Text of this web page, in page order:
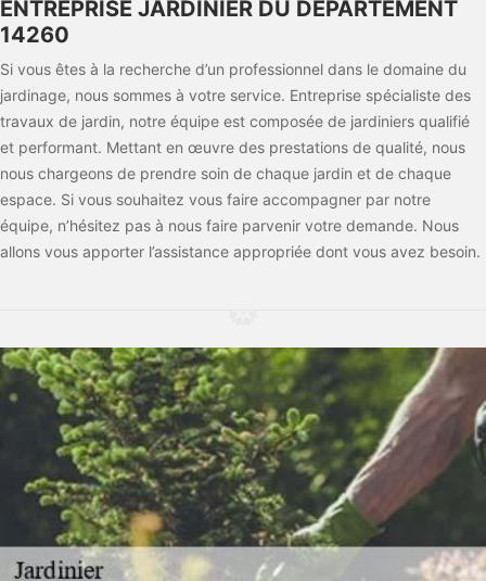
ENTREPRISE JARDINIER DU DÉPARTEMENT
14260
Si vous êtes à la recherche d’un professionnel dans le domaine du
jardinage, nous sommes à votre service. Entreprise spécialiste des
travaux de jardin, notre équipe est composée de jardiniers qualifié
et performant. Mettant en œuvre des prestations de qualité, nous
nous chargeons de prendre soin de chaque jardin et de chaque
espace. Si vous souhaitez vous faire accompagner par notre
équipe, n’hésitez pas à nous faire parvenir votre demande. Nous
allons vous apporter l’assistance appropriée dont vous avez besoin.